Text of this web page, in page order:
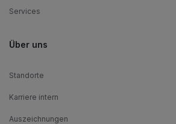
Services
Über uns
Standorte
Karriere intern
Auszeichnungen